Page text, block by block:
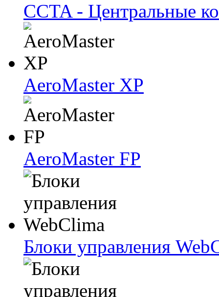
CCTA - Центральные
AeroMaster XP
AeroMaster FP
Блоки упрaвлeния